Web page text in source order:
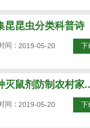
昆昆虫分类科普诗
2019-05-20
间： 下
灭鼠剂防制农村家
2019-05-20
间： 下